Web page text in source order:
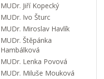
MUDr. Jiří Kopecký
MUDr. Ivo Šturc
MUDr. Miroslav Havlík
MUDr. Štěpánka
Hambálková
MUDr. Lenka Povová
MUDr. Miluše Mouková